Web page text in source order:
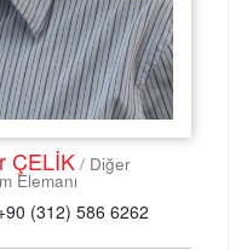
ÇELİK / Diğer
Elemanı
(312) 586 6262